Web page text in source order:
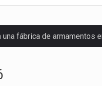
fábrica de armamentos
y Ciencias (MEC)